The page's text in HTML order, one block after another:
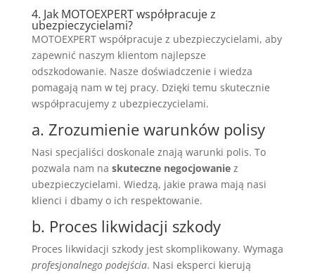
4. Jak MOTOEXPERT współpracuje z
ubezpieczycielami?
MOTOEXPERT współpracuje z ubezpieczycielami, aby
zapewnić naszym klientom najlepsze
odszkodowanie. Nasze doświadczenie i wiedza
pomagają nam w tej pracy. Dzięki temu skutecznie
współpracujemy z ubezpieczycielami.
a. Zrozumienie warunków polisy
Nasi specjaliści doskonale znają warunki polis. To
pozwala nam na skuteczne negocjowaniez
ubezpieczycielami. Wiedzą, jakie prawa mają nasi
klienci i dbamy o ich respektowanie.
b. Proces likwidacji szkody
Proces likwidacji szkody jest skomplikowany. Wymaga
profesjonalnego podejścia. Nasi eksperci kierują